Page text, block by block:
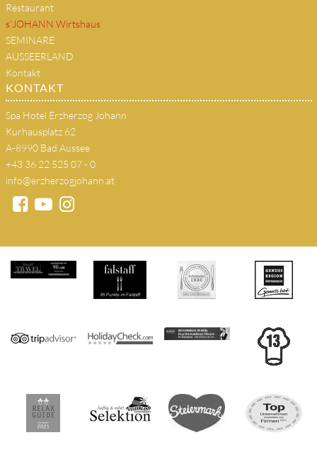
Restaurant
s'JOHANN Wirtshaus
SEMINARE
AUSSEERLAND
Kontakt
KONTAKT
Spa Hotel Erzherzog Johann
Kurhausplatz 62
A-8990 Bad Aussee
+43 36 22 525 07 - 0
info@erzherzogjohann.at